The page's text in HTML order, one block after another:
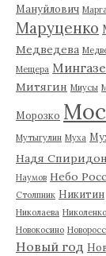
Мануйлович
Маруценко
Медведева
Мещера
Митягин Миусы
Морозко
Мутыгулин Муха
Надя
Наумов Небо
Столпник Никитин
Николаева Николенко
Новокосино
Новый год